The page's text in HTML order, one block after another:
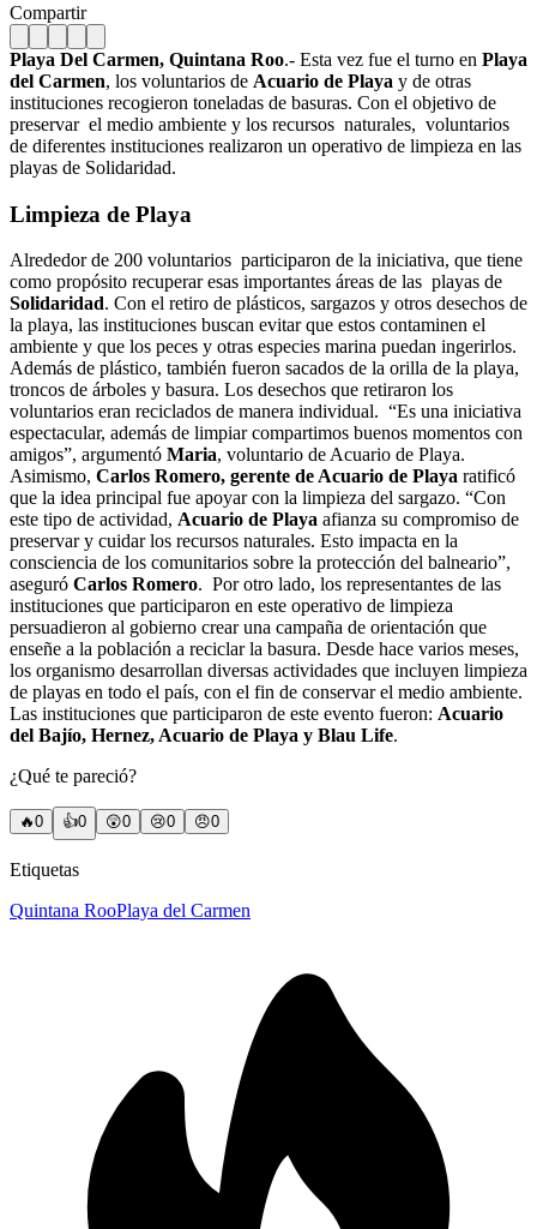
Compartir
Playa Del Carmen, Quintana Roo.- Esta vez fue el turno en Playa
del Carmen, los voluntarios de Acuario de Playa y de otras
instituciones recogieron toneladas de basuras. Con el objetivo de
preservar el medio ambiente y los recursos naturales, voluntarios
de diferentes instituciones realizaron un operativo de limpieza en las
playas de Solidaridad.
Limpieza de Playa
Alrededor de 200 voluntarios participaron de la iniciativa, que tiene
como propósito recuperar esas importantes áreas de las playas de
Solidaridad. Con el retiro de plásticos, sargazos y otros desechos de
la playa, las instituciones buscan evitar que estos contaminen el
ambiente y que los peces y otras especies marina puedan ingerirlos.
Además de plástico, también fueron sacados de la orilla de la playa,
troncos de árboles y basura. Los desechos que retiraron los
voluntarios eran reciclados de manera individual. “Es una iniciativa
espectacular, además de limpiar compartimos buenos momentos con
amigos”, argumentó Maria, voluntario de Acuario de Playa.
Asimismo, Carlos Romero, gerente de Acuario de Playa ratificó
que la idea principal fue apoyar con la limpieza del sargazo. “Con
este tipo de actividad, Acuario de Playa afianza su compromiso de
preservar y cuidar los recursos naturales. Esto impacta en la
consciencia de los comunitarios sobre la protección del balneario”,
aseguró Carlos Romero. Por otro lado, los representantes de las
instituciones que participaron en este operativo de limpieza
persuadieron al gobierno crear una campaña de orientación que
enseñe a la población a reciclar la basura. Desde hace varios meses,
los organismo desarrollan diversas actividades que incluyen limpieza
de playas en todo el país, con el fin de conservar el medio ambiente.
Las instituciones que participaron de este evento fueron: Acuario
del Bajío, Hernez, Acuario de Playa y Blau Life.
¿Qué te pareció?
🔥0 👍0 😲0 😢0 😠0
Etiquetas
Quintana RooPlaya del Carmen